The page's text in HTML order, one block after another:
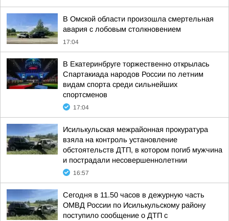
В Омской области произошла смертельная
авария с лобовым столкновением
17:04
В Екатеринбруге торжественно открылась
Спартакиада народов России по летним
видам спорта среди сильнейших
спортсменов
17:04
Исилькульская межрайонная прокуратура
взяла на контроль установление
обстоятельств ДТП, в котором погиб мужчина
и пострадали несовершеннолетнии
16:57
Сегодня в 11.50 часов в дежурную часть
ОМВД России по Исилькульскому району
поступило сообщение о ДТП с